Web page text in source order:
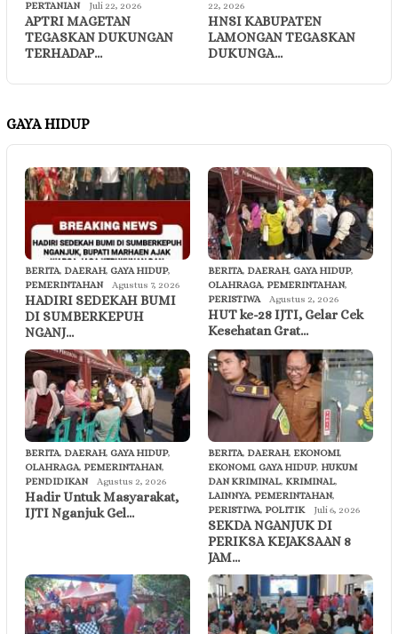
PERTANIAN
Juli 22, 2026
APTRI MAGETAN
TEGASKAN DUKUNGAN
TERHADAP…
22, 2026
HNSI KABUPATEN
LAMONGAN TEGASKAN
DUKUNGA…
GAYA HIDUP
BERITA, DAERAH, GAYA HIDUP,
PEMERINTAHAN
Agustus 7, 2026
HADIRI SEDEKAH BUMI
DI SUMBERKEPUH
NGANJ…
BERITA, DAERAH, GAYA HIDUP,
OLAHRAGA, PEMERINTAHAN,
PERISTIWA
Agustus 2, 2026
HUT ke-28 IJTI, Gelar Cek
Kesehatan Grat…
BERITA, DAERAH, GAYA HIDUP,
OLAHRAGA, PEMERINTAHAN,
PENDIDIKAN
Agustus 2, 2026
Hadir Untuk Masyarakat,
IJTI Nganjuk Gel…
BERITA, DAERAH, EKONOMI,
EKONOMI, GAYA HIDUP, HUKUM
DAN KRIMINAL, KRIMINAL,
LAINNYA, PEMERINTAHAN,
PERISTIWA, POLITIK Juli 6, 2026
SEKDA NGANJUK DI
PERIKSA KEJAKSAAN 8
JAM…